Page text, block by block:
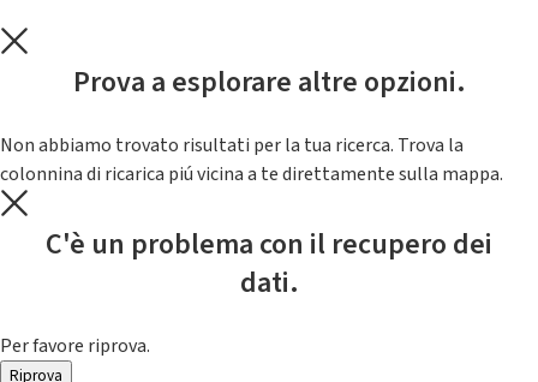
Prova a esplorare altre opzioni.
Non abbiamo trovato risultati per la tua ricerca. Trova la
colonnina di ricarica piú vicina a te direttamente sulla mappa.
C'è un problema con il recupero dei
dati.
Per favore riprova.
Riprova